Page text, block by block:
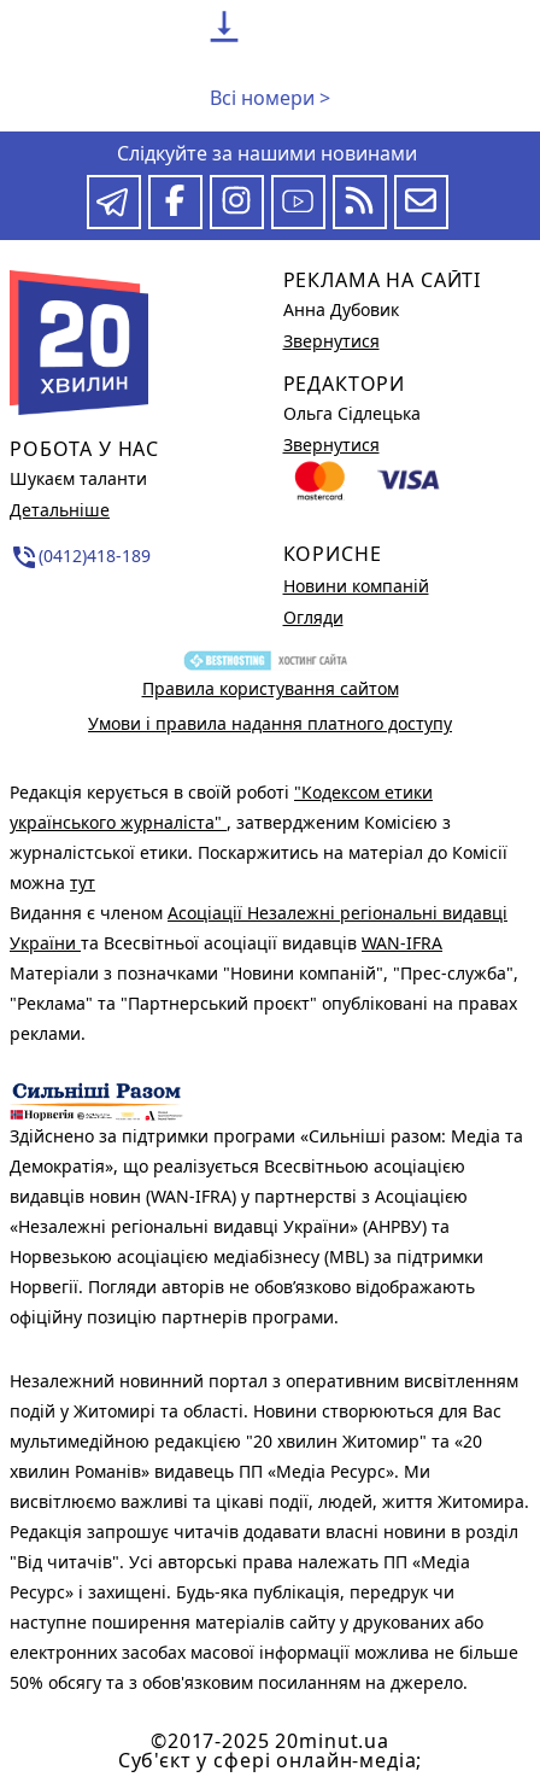

Всі номери >
Слідкуйте за нашими новинами
РОБОТА У НАС
Шукаєм таланти
Детальніше
phone_in_talk(0412)418-189
РЕКЛАМА НА САЙТІ
Анна Дубовик
Звернутися
РЕДАКТОРИ
Ольга Сідлецька
Звернутися
КОРИСНЕ
Новини компаній
Огляди
Правила користування сайтом
Умови і правила надання платного доступу
Редакція керується в своїй роботі "Кодексом етики
українського журналіста" , затвердженим Комісією з
журналістської етики. Поскаржитись на матеріал до Комісії
можна тут
Видання є членом Асоціації Незалежні регіональні видавці
України та Всесвітньої асоціації видавців WAN-IFRA
Матеріали з позначками "Новини компаній", "Прес-служба",
"Реклама" та "Партнерський проєкт" опубліковані на правах
реклами.
Здійснено за підтримки програми «Сильніші разом: Медіа та
Демократія», що реалізується Всесвітньою асоціацією
видавців новин (WAN-IFRA) у партнерстві з Асоціацією
«Незалежні регіональні видавці України» (АНРВУ) та
Норвезькою асоціацією медіабізнесу (MBL) за підтримки
Норвегії. Погляди авторів не обов’язково відображають
офіційну позицію партнерів програми.
Незалежний новинний портал з оперативним висвітленням
подій у Житомирі та області. Новини створюються для Вас
мультимедійною редакцією "20 хвилин Житомир" та «20
хвилин Романів» видавець ПП «Медіа Ресурс». Ми
висвітлюємо важливі та цікаві події, людей, життя Житомира.
Редакція запрошує читачів додавати власні новини в розділ
"Від читачів". Усі авторські права належать ПП «Медіа
Ресурс» і захищені. Будь-яка публiкацiя, передрук чи
наступне поширення матеріалів сайту у друкованих або
електронних засобах масової інформації можлива не більше
50% обсягу та з обов'язковим посиланням на джерело.
©2017-2025 20minut.ua
Cуб'єкт у сфері онлайн-медіа;